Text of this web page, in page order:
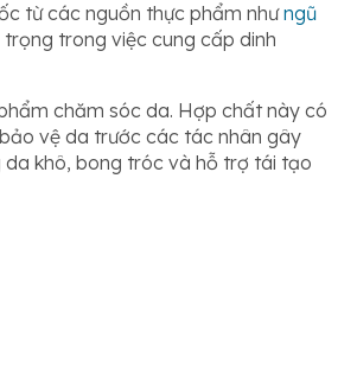
từ các nguồn thực phẩm nhưngũ
trong việc cung cấp dinh
chăm sóc da. Hợp chất này có
vệ da trước các tác nhân gây
khô, bong tróc và hỗ trợ tái tạo